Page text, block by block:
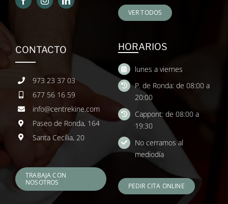
VER TODOS
CONTACTO
973 23 37 03
677 56 16 59
info@centrekine.com
Paseo de Ronda, 164
Santa Cecília, 20
TRABAJA CON
NOSOTROS
HORARIOS
lunes a viernes
P. de Ronda: de 08:00 a
20:00
Cappont: de 08:00 a
19:30
No cerramos al
mediodía
PEDIR CITA ONLINE